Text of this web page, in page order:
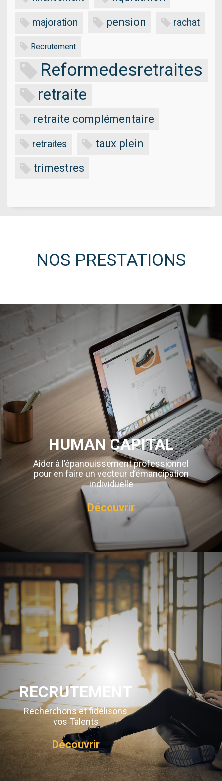
majoration pension rachat
Recrutement
Reformedesretraites
retraite
retraite complémentaire
retraites
taux plein
trimestres
NOS PRESTATIONS
HUMAN CAPITAL
Aider à l’épanouissement professionnel
pour en faire un vecteur d’émancipation
individuelle
Découvrir
RECRUTEMENT
Recherchons et fidélisons
vos Talents
Découvrir